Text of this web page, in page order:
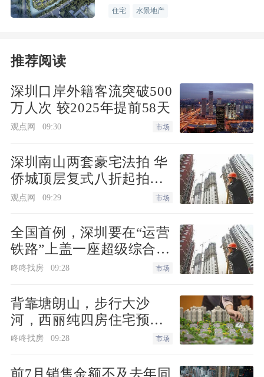
园，一栋文化馆，三栋商业楼，一栋托育中心，项目总投资约20000万元，
仁皇仁南单元地块调整
等地块局部调整方案批后公告。原RHS-01-03-02D地块（住宅兼容商业）中
的商业部分被分割出来，成为RHS-01-03-02C地块，用地性质改为商务用
分割出RHS-01-03-02C地块后，原RHS-01-03-02D地块剩余部分（调整前为
住宅用地）又进行了扩充，合并老海关地块（调整前为住宅用地）和原日报
质改为商业用地。
潮音新村项目协议生效
6月8日，湖州市住房和城乡建设局发布《潮音新村项目协议生效公告》。
住宅 水景地产
推荐阅读
深圳口岸外籍客流突破500
万人次 较2025年提前58天
观点网 09:30 市场
深圳南山两套豪宅法拍 华
侨城顶层复式八折起拍深
圳湾住宅1334.98万起
观点网 09:29 市场
全国首例，深圳要在“运营
铁路”上盖一座超级综合
体！
咚咚找房 09:28 市场
背靠塘朗山，步行大沙
河，西丽纯四房住宅预备
上新
咚咚找房 09:28 市场
前7月销售金额不及去年同